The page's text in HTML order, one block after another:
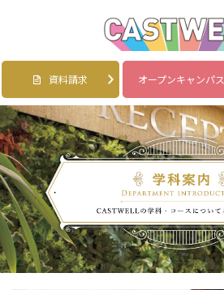
資料請求 オープンキャンパス